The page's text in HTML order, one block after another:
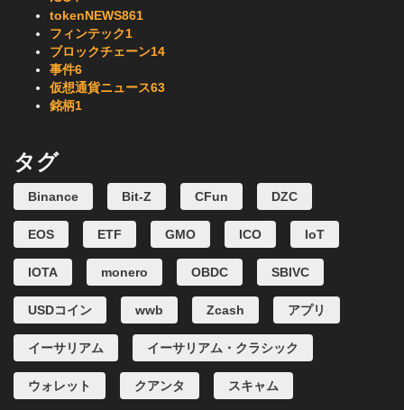
tokenNEWS861
フィンテック1
ブロックチェーン14
事件6
仮想通貨ニュース63
銘柄1
タグ
Binance Bit-Z CFun DZC
EOS ETF GMO ICO IoT
IOTA monero OBDC SBIVC
USDコイン wwb Zcash アプリ
イーサリアム イーサリアム・クラシック
ウォレット クアンタ スキャム